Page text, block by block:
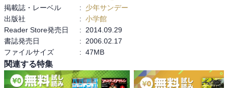
掲載誌・レーベル
:
少年サンデー
出版社
: 小学館
Reader Store発売日
:
2014.09.29
書誌発売日
:
2006.02.17
ファイルサイズ
: 47MB
関連する特集